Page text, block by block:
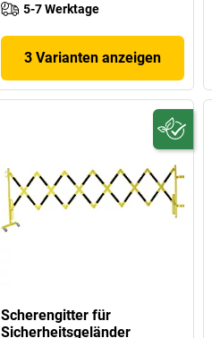
5-7 Werktage
3 Varianten anzeigen
Scherengitter für
Sicherheitsgeländer